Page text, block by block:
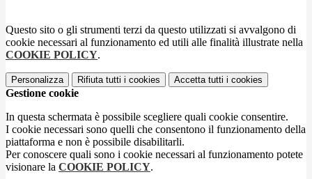
Questo sito o gli strumenti terzi da questo utilizzati si avvalgono di
cookie necessari al funzionamento ed utili alle finalità illustrate nella
COOKIE POLICY.
Personalizza Rifiuta tutti i cookies Accetta tutti i cookies
Gestione cookie
In questa schermata è possibile scegliere quali cookie consentire.
I cookie necessari sono quelli che consentono il funzionamento della
piattaforma e non è possibile disabilitarli.
Per conoscere quali sono i cookie necessari al funzionamento potete
visionare la COOKIE POLICY.